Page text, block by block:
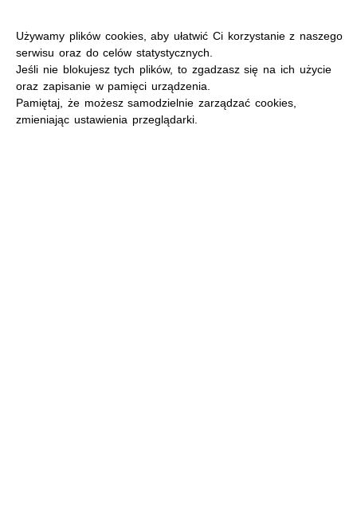
Używamy plików cookies, aby ułatwić Ci korzystanie z naszego
serwisu oraz do celów statystycznych.
Jeśli nie blokujesz tych plików, to zgadzasz się na ich użycie
oraz zapisanie w pamięci urządzenia.
Pamiętaj, że możesz samodzielnie zarządzać cookies,
zmieniając ustawienia przeglądarki.
MENU